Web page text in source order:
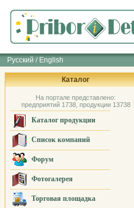
Русский / English
Каталог
На портале представлено:
предприятий 1738, продукции 13738
Каталог продукции
Список компаний
Форум
Фотогалерея
Торговая площадка